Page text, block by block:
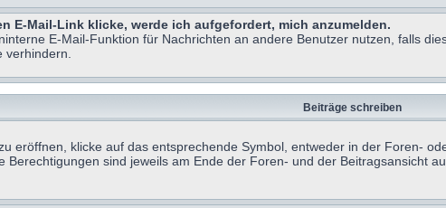
E-Mail-Link klicke, werde ich aufgefordert, mich anzumelden.
E-Mail-Funktion für Nachrichten an andere Benutzer nutzen, falls
Beiträge schreiben
eröffnen, klicke auf das entsprechende Symbol, entweder in der Foren-
sind jeweils am Ende der Foren- und der Beitragsansicht